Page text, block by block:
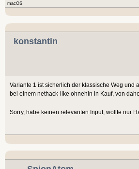
macOS
konstantin
Variante 1 ist sicherlich der klassische Weg und
bei einem nethack-like ohnehin in Kauf, von
Sorry, habe keinen relevanten Input, wollte nur